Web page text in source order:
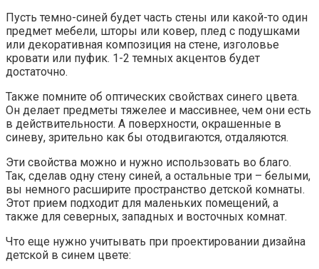
Пусть темно-синей будет часть стены или какой-то один
предмет мебели, шторы или ковер, плед с подушками
или декоративная композиция на стене, изголовье
кровати или пуфик. 1-2 темных акцентов будет
достаточно.
Также помните об оптических свойствах синего цвета.
Он делает предметы тяжелее и массивнее, чем они есть
в действительности. А поверхности, окрашенные в
синеву, зрительно как бы отодвигаются, отдаляются.
Эти свойства можно и нужно использовать во благо.
Так, сделав одну стену синей, а остальные три – белыми,
вы немного расширите пространство детской комнаты.
Этот прием подходит для маленьких помещений, а
также для северных, западных и восточных комнат.
Что еще нужно учитывать при проектировании дизайна
детской в синем цвете: